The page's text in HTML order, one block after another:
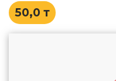
50,0 т